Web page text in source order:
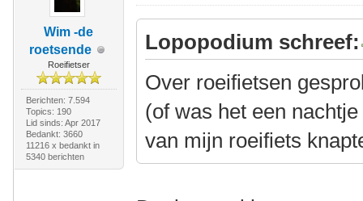
Wim -de
roetsende
Roeifietser
Berichten: 7.594
Topics: 190
Lid sinds: Apr 2017
Bedankt: 3660
11216 x bedankt in
5340 berichten
Lopopodium schreef:
Over roeifietsen
(of was het een
van mijn roeifiets